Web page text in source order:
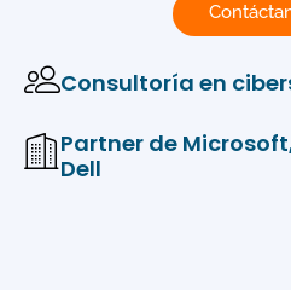
Consultoría en
Partner de
Dell